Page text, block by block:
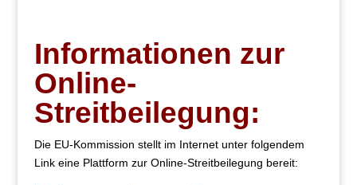
Informationen zur
Online-
Streitbeilegung:
Die EU-Kommission stellt im Internet unter folgendem
Link eine Plattform zur Online-Streitbeilegung bereit: